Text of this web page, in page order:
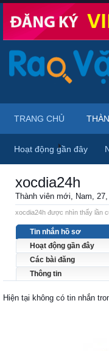
Trang chủ Thành
xocdia24h
Thành viên mới, Nam, 27,
xocdia24h được nhìn thấy lần
Tin nhắn hồ sơ
Hoạt động gần đây
Các bài đăng
Thông tin
Hiện tại không có tin nhắn
TRANG CHỦ
Hoạt động gần đây